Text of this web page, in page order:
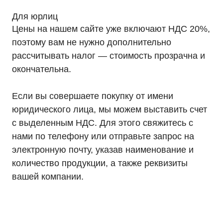
Для юрлиц
Цены на нашем сайте уже включают НДС 20%,
поэтому вам не нужно дополнительно
рассчитывать налог — стоимость прозрачна и
окончательна.
Если вы совершаете покупку от имени
юридического лица, мы можем выставить счет
с выделенным НДС. Для этого свяжитесь с
нами по телефону или отправьте запрос на
электронную почту, указав наименование и
количество продукции, а также реквизиты
вашей компании.